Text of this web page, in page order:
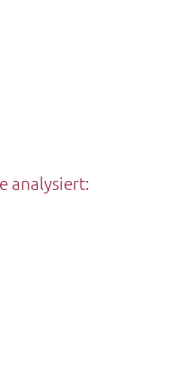
analysiert: